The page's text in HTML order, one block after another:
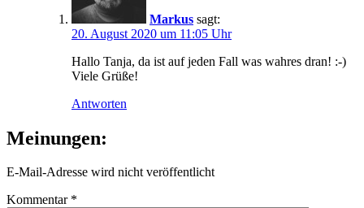
Markus sagt:
20. August 2020 um 11:05 Uhr
Hallo Tanja, da ist auf jeden Fall was wahres dran! :-)
Viele Grüße!
Antworten
Meinungen:
E-Mail-Adresse wird nicht veröffentlicht
Kommentar *